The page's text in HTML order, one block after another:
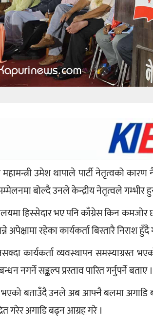
उमेश थापाले पार्टी नेतृत्वको
बोल्दै उनले केन्द्रीय नेतृत्वले गम्भीर
हिस्सेदार भए पनि काँग्रेस किन
अपेक्षामा रहेका कार्यकर्ता बिस्तारै निराश
कार्यकर्ता व्यवस्थापन समस्याग्रस्त
नगर्ने सङ्कल्प प्रस्ताव पारित गर्नुपर्ने बताए ।
भएको बताउँदै उनले अब आफ्नै बलमा
गरेर अगाडि बढ्न आग्रह गरे ।